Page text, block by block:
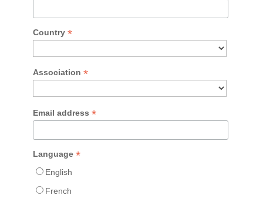
Country *
Association *
Email address *
Language *
English
French